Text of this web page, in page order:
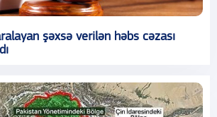
şəxsə verilən həbs cəzası